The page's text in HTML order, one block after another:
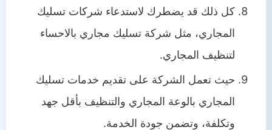
كل ذلك قد يضطرك لاستدعاء شركات تسليك
المجاري، مثل شركة تسليك مجاري بالاحساء
لتنظيف المجاري.
حيث تعمل الشركة على تقديم خدمات تسليك
المجاري بالوعة المجاري والتنظيف بأقل جهد
وتكلفة، وتضمن جودة الخدمة.